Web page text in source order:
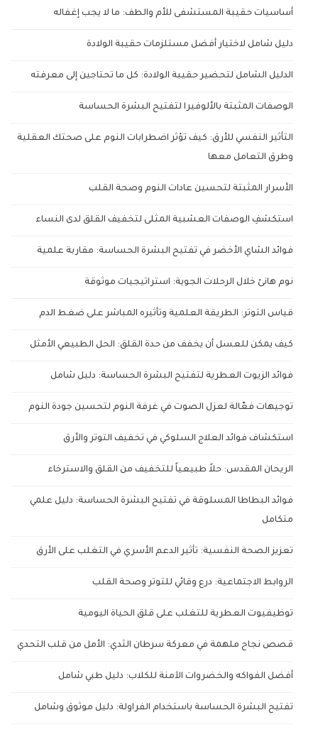
أساسيات حقيبة المستشفى للأم والطف: ما لا يجب إغفاله
دليل شامل لاختيار أفضل مستلزمات حقيبة الولادة
الدليل الشامل لتحضير حقيبة الولادة: كل ما تحتاجين إلى معرفته
الوصفات المثبتة بالألوفيرا لتفتيح البشرة الحساسة
التأثير النفسي للأرق: كيف تؤثر اضطرابات النوم على صحتك العقلية
وطرق التعامل معها
الأسرار المثبتة لتحسين عادات النوم وصحة القلب
استكشفِ الوصفات العشبية المثلى لتخفيف القلق لدى النساء
فوائد الشاي الأخضر في تفتيح البشرة الحساسة: مقاربة علمية
نوم هانئ خلال الرحلات الجوية: استراتيجيات موثوقة
قياس التوتر: الطريقة العلمية وتأثيره المباشر على ضغط الدم
كيف يمكن للعسل أن يخفف من حدة القلق: الحل الطبيعي الأمثل
فوائد الزيوت العطرية لتفتيح البشرة الحساسة: دليل شامل
توجيهات فعّالة لعزل الصوت في غرفة النوم لتحسين جودة النوم
استكشاف فوائد العلاج السلوكي في تخفيف التوتر والأرق
الريحان المقدس: حلاً طبيعياً للتخفيف من القلق والاسترخاء
فوائد البطاطا المسلوقة في تفتيح البشرة الحساسة: دليل علمي
متكامل
تعزيز الصحة النفسية: تأثير الدعم الأسري في التغلب على الأرق
الروابط الاجتماعية: درع وقائي للتوتر وصحة القلب
توظيفيوت العطرية للتغلب على قلق الحياة اليومية
قصص نجاح ملهمة في معركة سرطان الثدي: الأمل من قلب التحدي
أفضل الفواكه والخضروات الآمنة للكلاب: دليل طبي شامل
تفتيح البشرة الحساسة باستخدام الفراولة: دليل موثوق وشامل